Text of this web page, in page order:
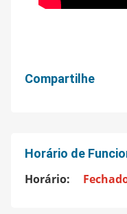
Compartilhe
Horário de
Horário: